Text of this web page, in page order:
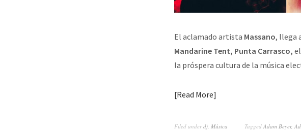
El aclamado artista Massano, llega
Mandarine Tent, Punta Carrasco,
la próspera cultura de la música
Read More
Filed underdj, Música Tagged Adam Beyer,